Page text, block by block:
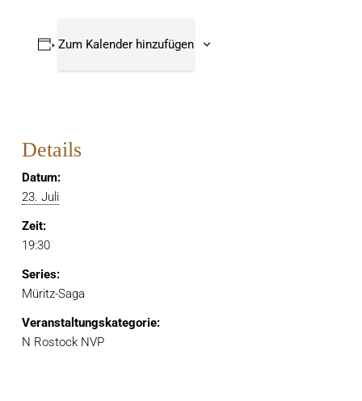
Zum Kalender hinzufügen
Details
Datum:
23. Juli
Zeit:
19:30
Series:
Müritz-Saga
Veranstaltungskategorie:
N Rostock NVP